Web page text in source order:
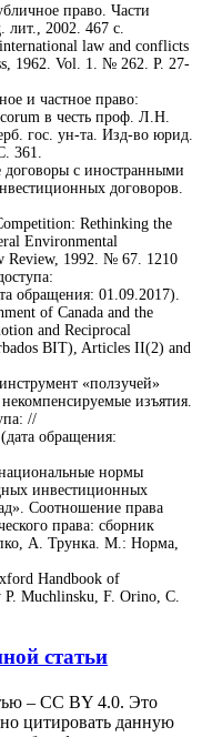
право. Части
2002. 467 с.
law and conflicts
1962. Vol. 1. № 262. P. 27-
и частное право:
в честь проф. Л.Н.
гос. ун-та. Изд-во юрид.
361.
с иностранными
договоров.
Rethinking the
Environmental
Review, 1992. № 67. 1210
обращения: 01.09.2017).
of Canada and the
and Reciprocal
BIT), Articles II(2) and
«ползучей»
изъятия.
//
обращения:
нормы
инвестиционных
Соотношение права
права: сборник
А. Трунка. М.: Норма,
Handbook of
Muchlinsku, F. Orino, C.
статьи
– CC BY 4.0. Это
цитировать данную